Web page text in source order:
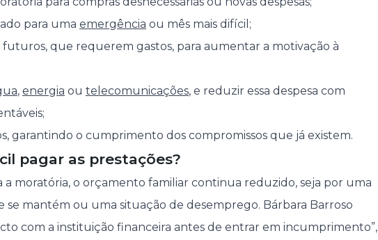
para uma emergência ou mês mais difícil;
que requerem gastos, para aumentar a motivação à
, energia ou telecomunicações, e reduzir essa despesa com
garantindo o cumprimento dos compromissos que já existem.
pagar as prestações?
a moratória, o orçamento familiar continua reduzido, seja por uma
mantém ou uma situação de desemprego. Bárbara Barroso
com a instituição financeira antes de entrar em incumprimento”,